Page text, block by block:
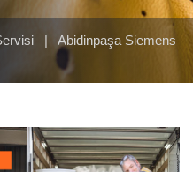
|
Abidinpaşa Siemens